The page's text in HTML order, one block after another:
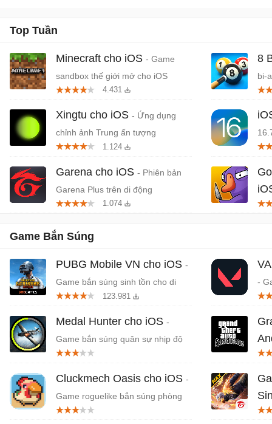
Top Tuần
Minecraft cho iOS - Game
sandbox thế giới mở cho iOS
4.431
Xingtu cho iOS - Ứng dụng
chỉnh ảnh Trung ấn tượng
1.124
Garena cho iOS - Phiên bản
Garena Plus trên di động
1.074
8
bi-
Game Bắn Súng
PUBG Mobile VN cho iOS -
Game bắn súng sinh tồn cho di
động
123.981
Medal Hunter cho iOS -
Game bắn súng quân sự nhịp độ
nhanh khốc liệt
Cluckmech Oasis cho iOS -
Game roguelike bắn súng phòng
thủ tháp hấp dẫn
-